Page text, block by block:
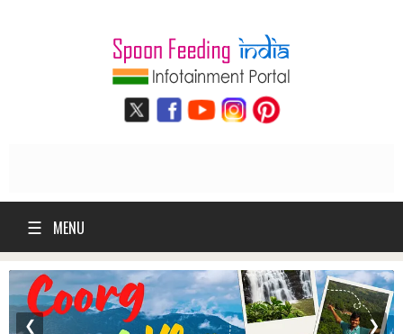
☰ MENU
❮ ❯